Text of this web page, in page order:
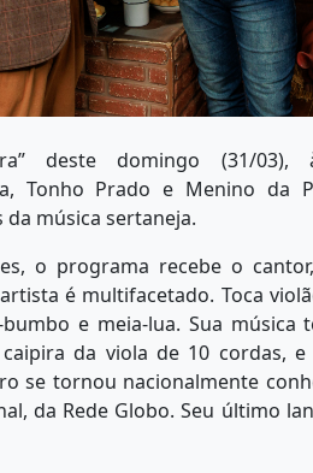
deste domingo (31/
Tonho Prado e Menino da
música sertaneja.
o programa recebe o
é multifacetado. Toca
e meia-lua. Sua
da viola de 10 cordas,
se tornou nacionalmente
da Rede Globo. Seu último